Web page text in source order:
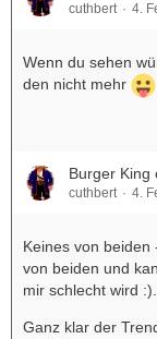
cuthbert 4.
Wenn du sehen
den nicht mehr
Burger King
cuthbert 4.
Keines von
von beiden und
mir schlecht wird :).
Ganz klar der